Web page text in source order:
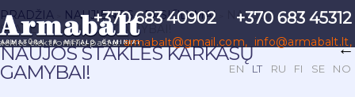
EN LT RU FI SE NO
+370 683 40902 +370 683 45312
elektroniniu paštu: armabalt@gmail.com, info@armabalt.lt,
arturas@armabalt.lt, zana@armabalt.lt
PRADŽIA NAUJIENOS>PASIŪLYMAI
NAUJOS
STAKLĖS KARKASŲ GAMYBAI!
NAUJOS STAKLĖS KARKASŲ
GAMYBAI!
←